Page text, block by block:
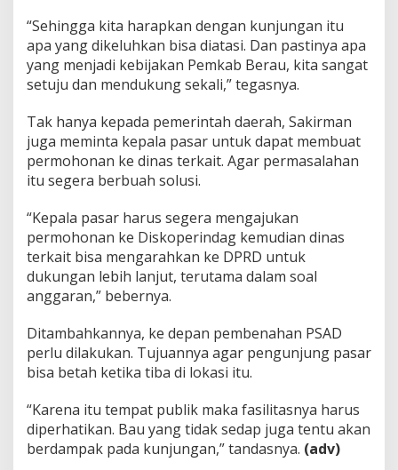
“Sehingga kita harapkan dengan kunjungan itu
apa yang dikeluhkan bisa diatasi. Dan pastinya apa
yang menjadi kebijakan Pemkab Berau, kita sangat
setuju dan mendukung sekali,” tegasnya.
Tak hanya kepada pemerintah daerah, Sakirman
juga meminta kepala pasar untuk dapat membuat
permohonan ke dinas terkait. Agar permasalahan
itu segera berbuah solusi.
“Kepala pasar harus segera mengajukan
permohonan ke Diskoperindag kemudian dinas
terkait bisa mengarahkan ke DPRD untuk
dukungan lebih lanjut, terutama dalam soal
anggaran,” bebernya.
Ditambahkannya, ke depan pembenahan PSAD
perlu dilakukan. Tujuannya agar pengunjung pasar
bisa betah ketika tiba di lokasi itu.
“Karena itu tempat publik maka fasilitasnya harus
diperhatikan. Bau yang tidak sedap juga tentu akan
berdampak pada kunjungan,” tandasnya. (adv)